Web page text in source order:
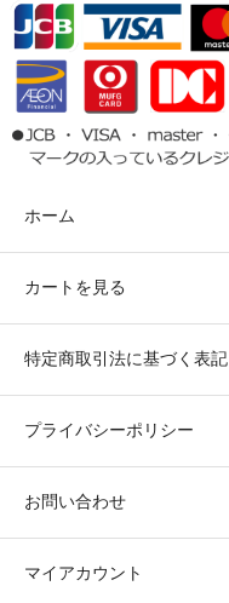
ホーム
カートを見る
特定商取引法に基づく表記
プライバシーポリシー
お問い合わせ
マイアカウント